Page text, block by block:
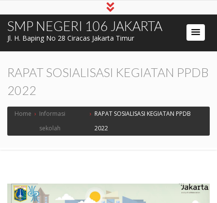
SMP NEGERI 106 JAKARTA
Jl. H. Baping No 28 Ciracas Jakarta Timur
RAPAT SOSIALISASI KEGIATAN PPDB
2022
Home › Informasi
sekolah
› RAPAT SOSIALISASI KEGIATAN PPDB
2022